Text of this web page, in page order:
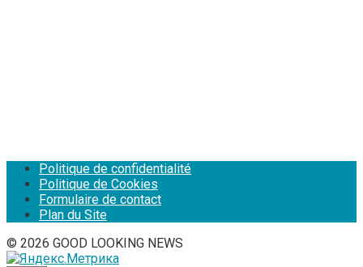
Politique de confidentialité
Politique de Cookies
Formulaire de contact
Plan du Site
© 2026 GOOD LOOKING NEWS